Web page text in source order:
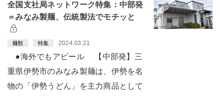
全国支社局ネットワーク特集：中部発
＝みなみ製麺、伝統製法でモチッと
麺類 特集 2024.03.21
●海外でもアピール 【中部発】三
重県伊勢市のみなみ製麺は、伊勢を名
物の「伊勢うどん」を主力商品として